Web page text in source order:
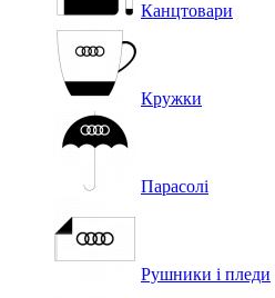
Канцтовари
Кружки
Парасолі
Рушники і пледи